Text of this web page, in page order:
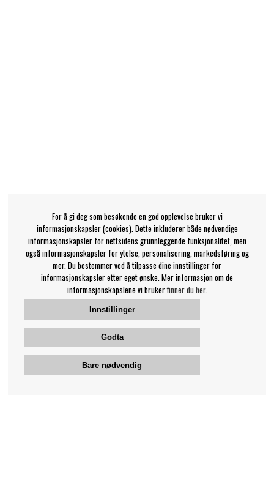
For å gi deg som besøkende en god opplevelse bruker vi
informasjonskapsler (cookies). Dette inkluderer både nødvendige
informasjonskapsler for nettsidens grunnleggende funksjonalitet, men
også informasjonskapsler for ytelse, personalisering, markedsføring og
mer. Du bestemmer ved å tilpasse dine innstillinger for
informasjonskapsler etter eget ønske. Mer informasjon om de
informasjonskapslene vi brukerfinner du her.
Innstillinger
Godta
Bare nødvendig